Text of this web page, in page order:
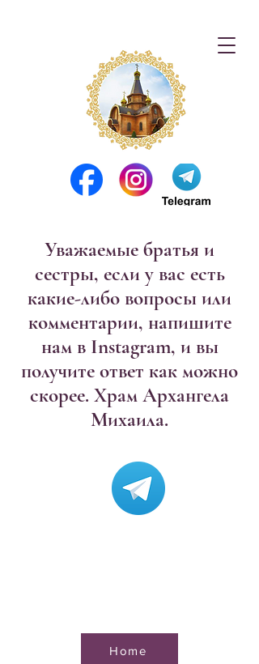
Уважаемые братья и
сестры, если у вас есть
какие-либо вопросы или
комментарии, напишите
нам в Instagram, и вы
получите ответ как можно
скорее. Храм Архангела
Михаила.
Home